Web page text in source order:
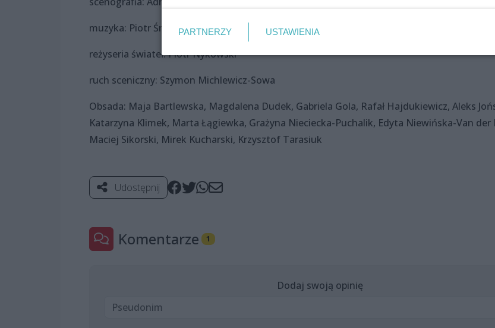
muzyka: Piotr Śnieguła
reżyseria świateł: Piotr Nykowski
ruch sceniczny: Szymon Michlewicz-Sowa
Obsada: Maja Bartlewska, Magdalena Dudek, Gabriela Gola, Rafał Hajdukiewicz, Aleks
Katarzyna Klimek, Marta Łągiewka, Grażyna Nieciecka-Puchalik, Edyta Niewińska-Van der
Maciej Sikorski, Mirek Kucharski, Krzysztof Tarasiuk
Udostępnij
Komentarze 1
Dodaj swoją opinię
PARTNERZY USTAWIENIA